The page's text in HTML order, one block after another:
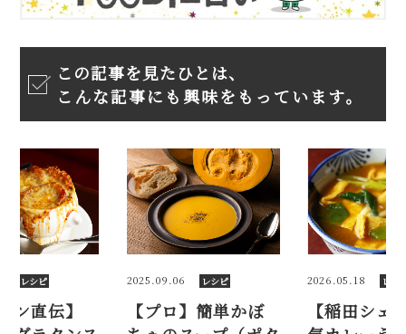
この記事を見たひとは、
こんな記事にも興味をもっています。
レシピ
】簡単かぼ
2026.05.18 レシピ
【稲田シェフ】人
2026.01.20
【ヴィロ